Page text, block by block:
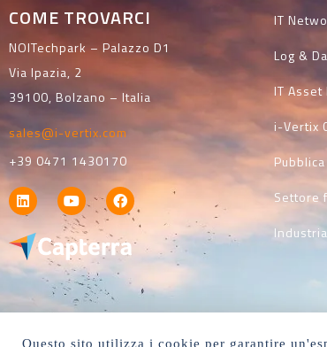
COME TROVARCI
NOITechpark – Palazzo D1
Via Ipazia, 2
39100, Bolzano – Italia
sales@i-vertix.com
+39 0471 1430170
IT
Log &
IT
i-Vertix
Settore
Questo sito utilizza i cookie per garantire